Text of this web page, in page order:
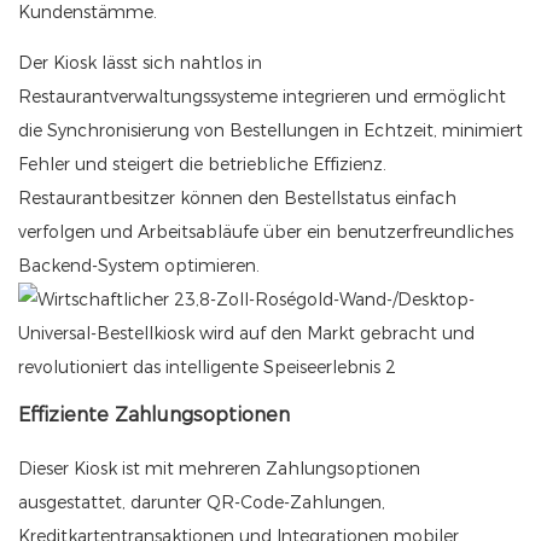
Kundenstämme.
Der Kiosk lässt sich nahtlos in
Restaurantverwaltungssysteme integrieren und ermöglicht
die Synchronisierung von Bestellungen in Echtzeit, minimiert
Fehler und steigert die betriebliche Effizienz.
Restaurantbesitzer können den Bestellstatus einfach
verfolgen und Arbeitsabläufe über ein benutzerfreundliches
Backend-System optimieren.
Effiziente Zahlungsoptionen
Dieser Kiosk ist mit mehreren Zahlungsoptionen
ausgestattet, darunter QR-Code-Zahlungen,
Kreditkartentransaktionen und Integrationen mobiler